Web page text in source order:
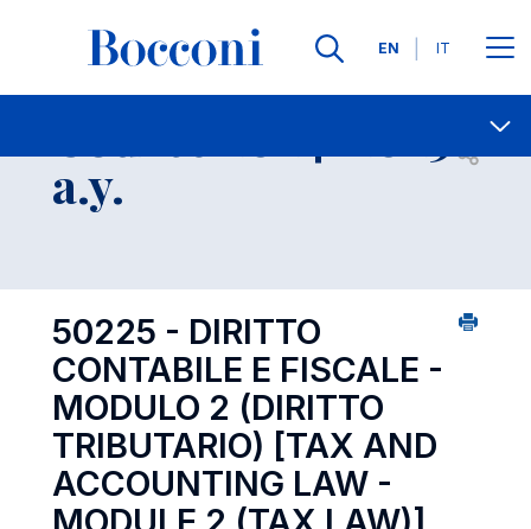
Languages
EN IT
Contact Us
a.y. Open
50225 - DIRITTO
CONTABILE E FISCALE -
MODULO 2 (DIRITTO
TRIBUTARIO) [TAX AND
ACCOUNTING LAW -